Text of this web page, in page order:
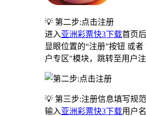
💡 第二步:点击注册
进入亚洲彩票快3下载首页
显眼位置的“注册”按钮 或
户专区"模块，跳转至用户注
💡 第三步:注册信息填写规
输入亚洲彩票快3下载用户